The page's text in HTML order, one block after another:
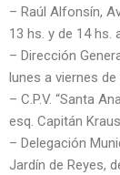
– Raúl Alfonsín,
13 hs. y de 14 hs.
– Dirección
lunes a viernes de
– C.P.V. “Santa
esq. Capitán
– Delegación
Jardín de Reyes,